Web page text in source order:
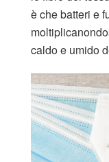
è che batteri e
caldo e umido